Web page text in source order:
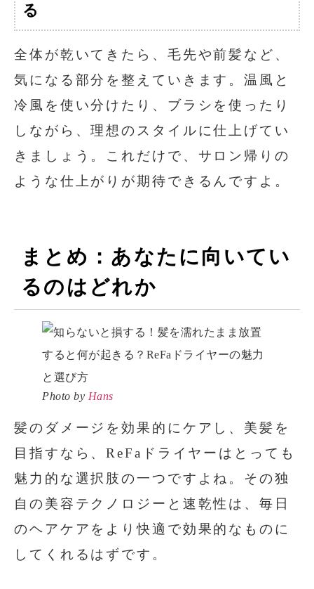
る
全体が乾いてきたら、毛先や前髪など、
気になる部分を整えていきます。温風と
冷風を使い分けたり、ブラシを使ったり
しながら、理想のスタイルに仕上げてい
きましょう。これだけで、サロン帰りの
ような仕上がりが期待できるんですよ。
まとめ：あなたに向いてい
るのはどれか
Photo by Hans
髪のダメージを効果的にケアし、美髪を
目指すなら、ReFaドライヤーはとっても
魅力的な選択肢の一つですよね。その独
自の美容テクノロジーと速乾性は、毎日
のヘアケアをより快適で効果的なものに
してくれるはずです。